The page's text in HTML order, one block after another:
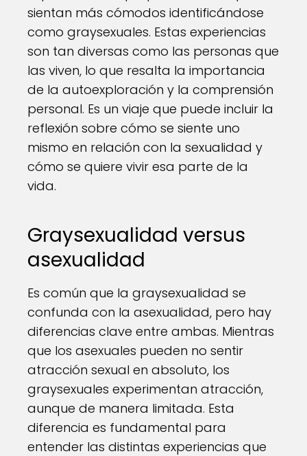
sientan más cómodos identificándose
como graysexuales. Estas experiencias
son tan diversas como las personas que
las viven, lo que resalta la importancia
de la autoexploración y la comprensión
personal. Es un viaje que puede incluir la
reflexión sobre cómo se siente uno
mismo en relación con la sexualidad y
cómo se quiere vivir esa parte de la
vida.
Graysexualidad versus
asexualidad
Es común que la graysexualidad se
confunda con la asexualidad, pero hay
diferencias clave entre ambas. Mientras
que los asexuales pueden no sentir
atracción sexual en absoluto, los
graysexuales experimentan atracción,
aunque de manera limitada. Esta
diferencia es fundamental para
entender las distintas experiencias que